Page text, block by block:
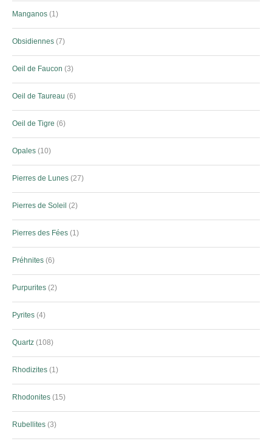
Manganos 1
Obsidiennes 7
Oeil de Faucon 3
Oeil de Taureau 6
Oeil de Tigre 6
Opales 10
Pierres de Lunes 27
Pierres de Soleil 2
Pierres des Fées 1
Préhnites 6
Purpurites 2
Pyrites 4
Quartz 108
Rhodizites 1
Rhodonites 15
Rubellites 3